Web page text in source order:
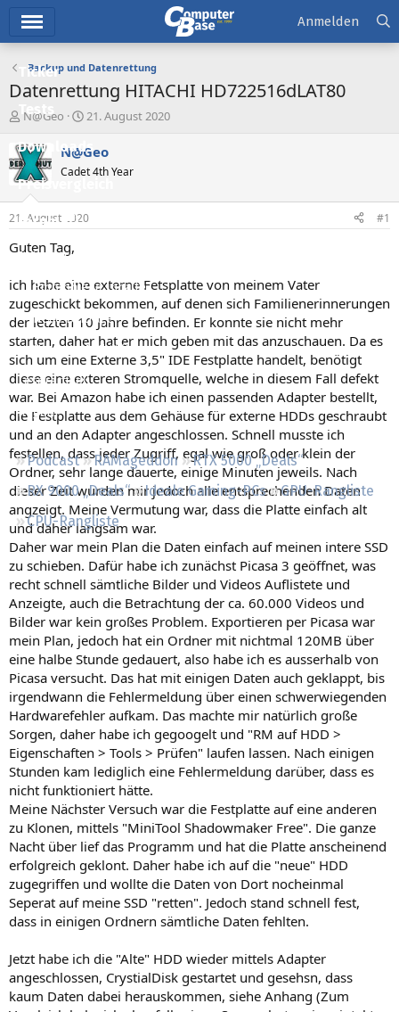
Ticker
Tests
Downloads
Preisvergleich
Forum
Aktuelles
Empfohlene Inhalte
Neue Beiträge
Neueste Aktivitäten
Leserartikel
Regeln
Podcast RAMageddon
RTX 5000 „Deals“
RX 9000 „Deals“
Ideale Gaming-PCs
GPU-Rangliste
CPU-Rangliste
Anmelden
Backup und Datenrettung
Datenrettung HITACHI HD722516dLAT80
E
s
t
e
e
r
N@Geo
E
s
e
l
t
21. August 2020
N@Geo
Cadet 4th Year
21. August 2020 #1
Guten Tag,
ich habe eine externe Fetsplatte von meinem Vater
zugeschickt bekommen, auf denen sich Familienerinnerungen
der letzten 10 Jahre befinden. Er konnte sie nicht mehr
starten, daher hat er mich geben mit das anzuschauen. Da es
sich um eine Externe 3,5" IDE Festplatte handelt, benötigt
diese eine exteren Stromquelle, welche in diesem Fall defekt
war. Bei Amazon habe ich einen passenden Adapter bestellt,
die Festplatte aus dem Gehäuse für externe HDDs geschraubt
und an den Adapter angeschlossen. Schnell musste ich
festellen, dass jeder Zugriff, egal wie groß oder klein der
Ordner, sehr lange dauerte, einige Minuten jeweils. Nach
dieser Zeit wurden mir jedoch alle entsprechenden Daten
angzeigt. Meine Vermutung war, dass die Platte einfach alt
und daher langsam war.
Daher war mein Plan die Daten einfach auf meinen intere SSD
zu schieben. Dafür habe ich zunächst Picasa 3 geöffnet, was
recht schnell sämtliche Bilder und Videos Auflistete und
Anzeigte, auch die Betrachtung der ca. 60.000 Videos und
Bilder war kein großes Problem. Exportieren per Picasa war
mein Plan, jedoch hat ein Ordner mit nichtmal 120MB über
eine halbe Stunde gedauert, also habe ich es ausserhalb von
Picasa versucht. Das hat mit einigen Daten auch geklappt, bis
irgendwann die Fehlermeldung über einen schwerwiegenden
Hardwarefehler aufkam. Das machte mir natürlich große
Sorgen, daher habe ich gegoogelt und "RM auf HDD >
Eigenschaften > Tools > Prüfen" laufen lassen. Nach einigen
Stunden kam lediglich eine Fehlermeldung darüber, dass es
nicht funktioniert hätte.
Meine Nächster Versuch war die Festplatte auf eine anderen
zu Klonen, mittels "MiniTool Shadowmaker Free". Die ganze
Nacht über lief das Programm und hat die Platte anscheinend
erfolgreich geklont. Daher habe ich auf die "neue" HDD
zugegriffen und wollte die Daten von Dort nocheinmal
Seperat auf meine SSD "retten". Jedoch stand schnell fest,
dass in einigen Ordnern sämtliche Daten fehlten.
Jetzt habe ich die "Alte" HDD wieder mittels Adapter
angeschlossen, CrystialDisk gestartet und gesehsn, dass
kaum Daten dabei herauskommen, siehe Anhang (Zum